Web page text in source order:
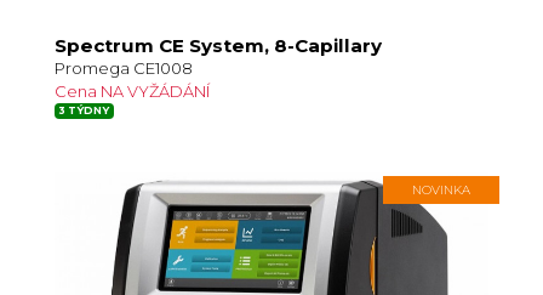
Spectrum CE System, 8-Capillary
Promega CE1008
Cena NA VYŽÁDÁNÍ
3 TÝDNY
NOVINKA